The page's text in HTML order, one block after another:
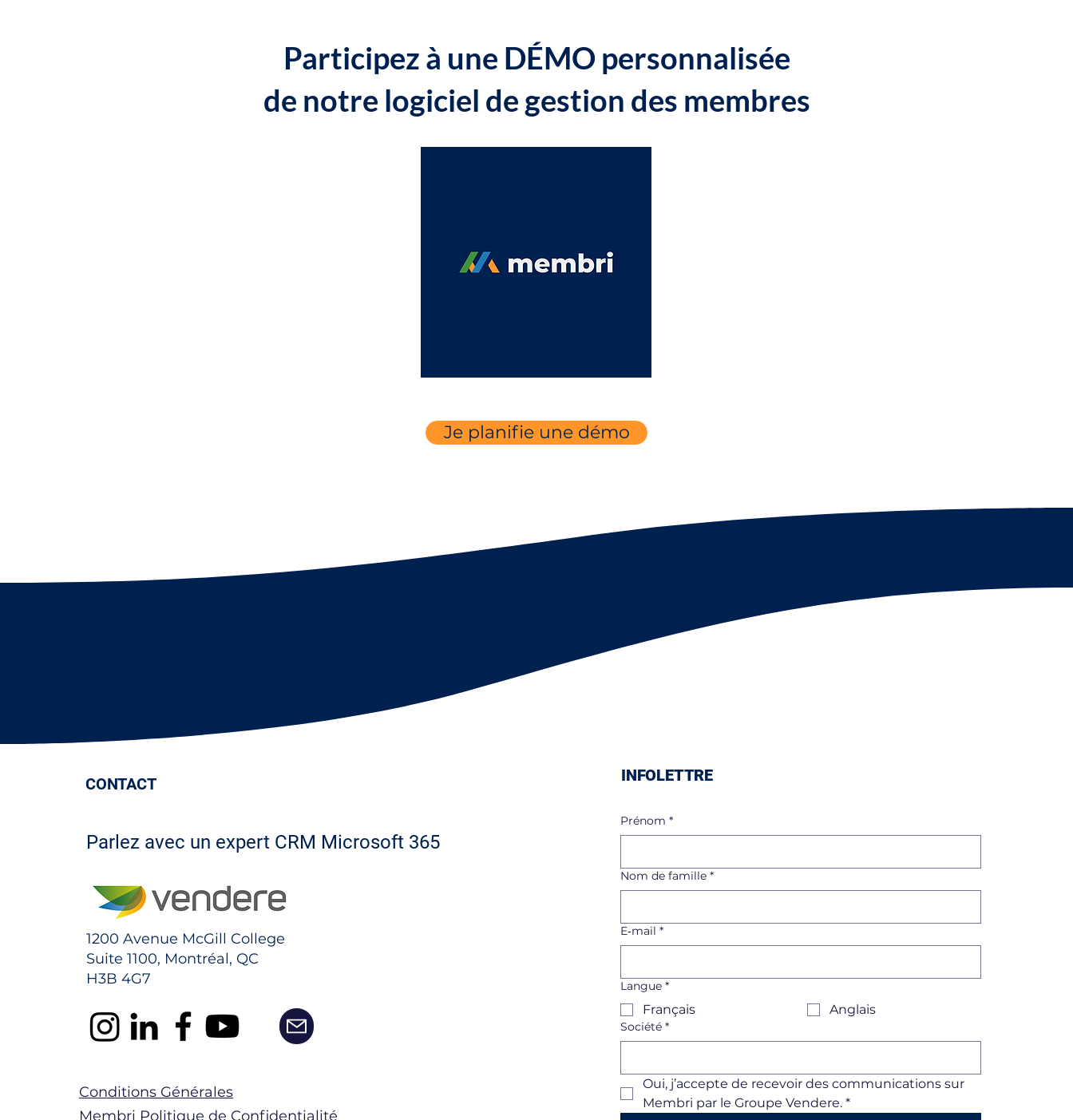
Participez à une DÉMO personnalisée
de notre logiciel de gestion des membres
Je planifie une démo
CONTACT
Parlez avec un expert CRM Microsoft 365
1200 Avenue McGill College
Suite 1100, Montréal, QC
H3B 4G7
Conditions Générales
Membri Politique de Confidentialité
INFOLETTRE
Prénom *
Nom de famille *
E‑mail *
Langue *
Français Anglais
Société *
Oui, j’accepte de recevoir des communications sur
Membri par le Groupe Vendere. *